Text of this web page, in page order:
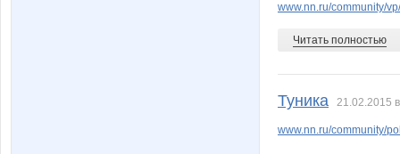
www.nn.ru/community/
Читать полностью
Туника 21.02.2015
www.nn.ru/community/